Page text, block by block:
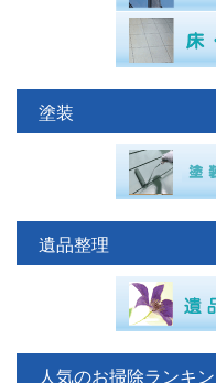
塗装
遺品整理
人気のお掃除ランキ